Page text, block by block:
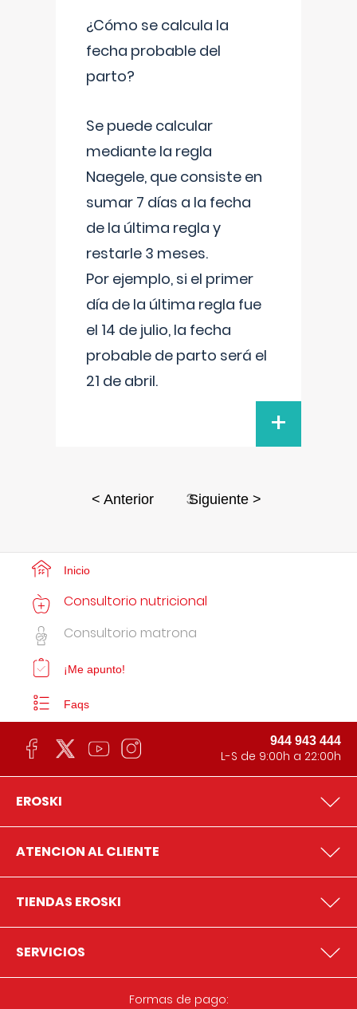
¿Cómo se calcula la
fecha probable del
parto?
Se puede calcular
mediante la regla
Naegele, que consiste en
sumar 7 días a la fecha
de la última regla y
restarle 3 meses.
Por ejemplo, si el primer
día de la última regla fue
el 14 de julio, la fecha
probable de parto será el
21 de abril.
+
< Anterior 3Siguiente >
Inicio
Consultorio nutricional
Consultorio matrona
¡Me apunto!
Faqs
944 943 444
L-S de 9:00h a 22:00h
EROSKI
ATENCION AL CLIENTE
TIENDAS EROSKI
SERVICIOS
Formas de pago: